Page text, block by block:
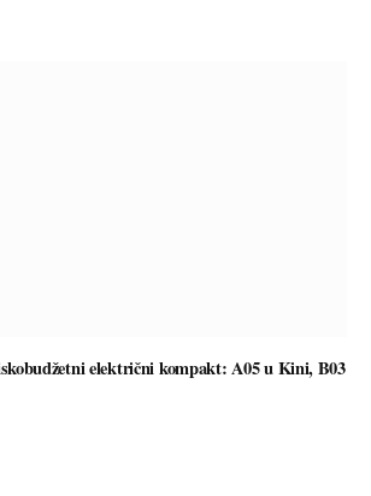
električni kompakt: A05 u Kini, B03